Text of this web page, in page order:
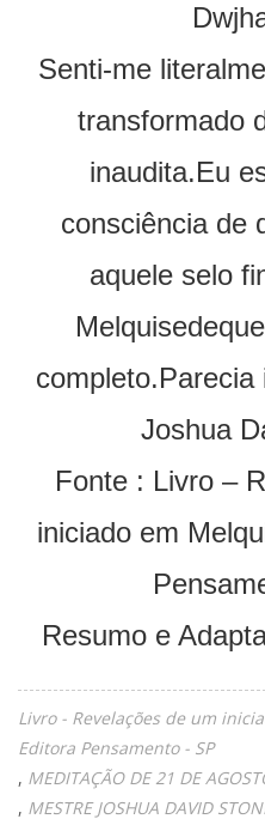
Senti-me
transformado
inaudita.Eu
consciência de
aquele selo
completo.Parecia
Joshua
Fonte : Livro –
iniciado em
Resumo e
Livro - Revelações de um
Editora Pensamento - SP
MEDITAÇÃO DE 21 DE
MESTRE JOSHUA DAVID